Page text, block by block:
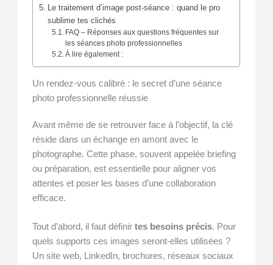
Le traitement d’image post-séance : quand le pro
sublime tes clichés
FAQ – Réponses aux questions fréquentes sur
les séances photo professionnelles
À lire également :
Un rendez-vous calibré : le secret d’une séance
photo professionnelle réussie
Avant même de se retrouver face à l’objectif, la clé
réside dans un échange en amont avec le
photographe. Cette phase, souvent appelée briefing
ou préparation, est essentielle pour aligner vos
attentes et poser les bases d’une collaboration
efficace.
Tout d’abord, il faut définirtes besoins précis. Pour
quels supports ces images seront-elles utilisées ?
Un site web, LinkedIn, brochures, réseaux sociaux